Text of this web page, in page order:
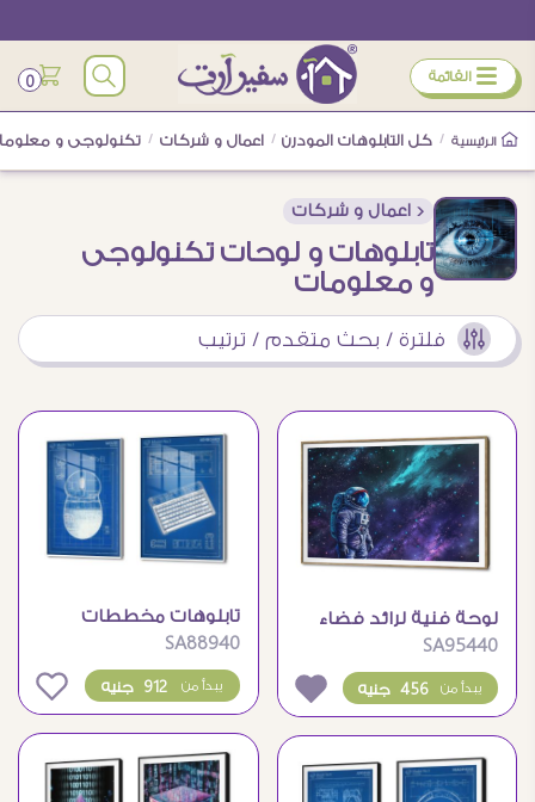
ÿ القائمة 0
الرئيسية / كل التابلوهات المودرن / اعمال و شركات / تكنولوجى و
< اعمال و شركات
تابلوهات و لوحات تكنولوجى
و معلومات
فلترة / بحث متقدم / ترتيب
لوحة فنية لرائد فضاء
في الفضاء الخارجي
SA95440
456 جنيه يبدأ من
تابلوهات مخططات
اساسيه لاكسسوارات
كمبيوتر
SA88940
912 جنيه يبدأ من 0